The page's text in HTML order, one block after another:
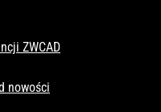
ZWCAD
nowości